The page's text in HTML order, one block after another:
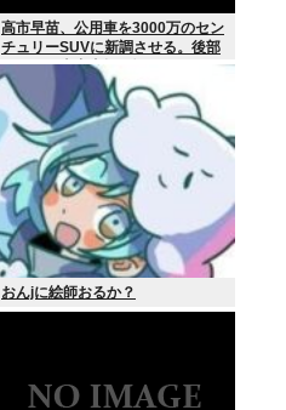
高市早苗、公用車を3000万のセン
チュリーSUVに新調させる。後部
ガラスは車中喫煙を撮らせないた
めの特殊仕様に
おんjに絵師おるか？